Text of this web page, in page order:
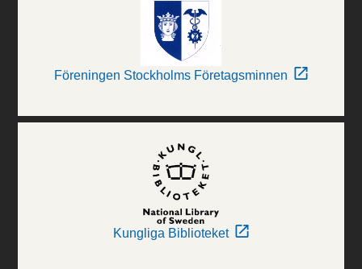
Föreningen Stockholms Företagsminnen
Kungliga Biblioteket